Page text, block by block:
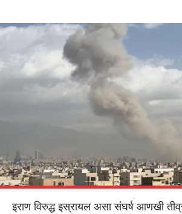
इराण विरुद्ध इस्रायल असा संघर्ष आणखी